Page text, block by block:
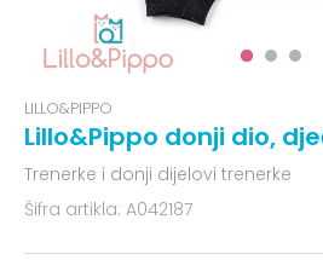
LILLO&PIPPO
Lillo&Pippo donji dio,
Trenerke i donji dijelovi trenerke
Šifra artikla: A042187